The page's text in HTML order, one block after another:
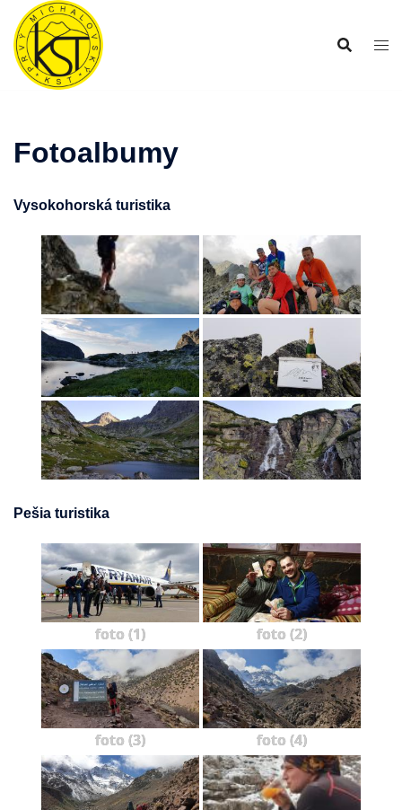
Preskočiť
obsah
Fotoalbumy
Vysokohorská turistika
Pešia turistika
foto (1) foto (2)
foto (3) foto (4)